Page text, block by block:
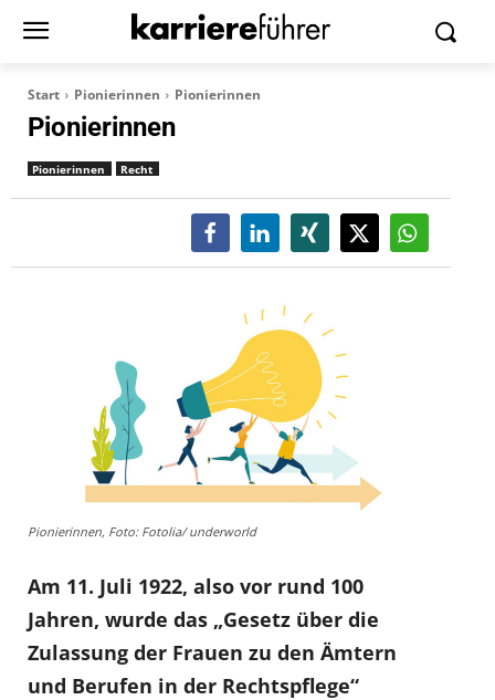
Start Pionierinnen Pionierinnen
Pionierinnen
Pionierinnen Recht
Pionierinnen, Foto: Fotolia/ underworld
Am 11. Juli 1922, also vor rund 100
Jahren, wurde das „Gesetz über die
Zulassung der Frauen zu den Ämtern
und Berufen in der Rechtspflege“